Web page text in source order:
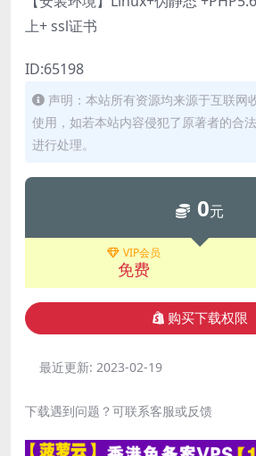
上+ ssl证书
ID:65198
声明：本站所有资源均来源于互联网
使用，如若本站内容侵犯了原著者的合
进行处理。
0元
VIP会员
免费
购买下载权限
最近更新: 2023-02-19
下载遇到问题？可联系客服或反馈